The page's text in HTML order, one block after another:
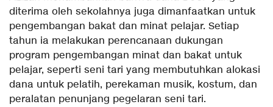
diterima oleh sekolahnya juga dimanfaatkan untuk
pengembangan bakat dan minat pelajar. Setiap
tahun ia melakukan perencanaan dukungan
program pengembangan minat dan bakat untuk
pelajar, seperti seni tari yang membutuhkan alokasi
dana untuk pelatih, perekaman musik, kostum, dan
peralatan penunjang pegelaran seni tari.